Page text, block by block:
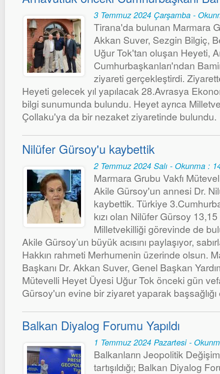
3 Temmuz 2024 Çarşamba -
Tirana'da bulunan Marmara
Akkan Suver, Sezgin Bilgiç,
Uğur Tok'tan oluşan Heyeti,
Cumhurbaşkanları'ndan
ziyareti gerçekleştirdi.
Heyeti gelecek yıl yapılacak 28.Avrasya
bilgi sunumunda bulundu. Heyet ayrıca
Çollaku'ya da bir nezaket ziyaretinde bulundu.
Nilüfer Gürsoy'u kaybettik
2 Temmuz 2024 Salı - Okunma :
Marmara Grubu Vakfı
Akile Gürsoy'un annesi Dr.
kaybettik. Türkiye
kızı olan Nilüfer Gürsoy
Milletvekilliği görevinde de
Akile Gürsoy’un büyük acısını paylaşıyor,
Hakkın rahmeti Merhumenin üzerinde olsun.
Başkanı Dr. Akkan Suver, Genel Başkan
Mütevelli Heyet Üyesi Uğur Tok önceki gün
Gürsoy'un evine bir ziyaret yaparak
Balkan Diyalog Forumu Yapıldı
1 Temmuz 2024 Pazartesi -
Balkanların Jeopolitik
tartışıldığı; Balkan Diyalog